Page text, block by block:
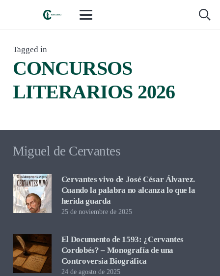
Tagged in
CONCURSOS
LITERARIOS 2026
CONVOCATORIAS Y CONCURSOS,EVENTOS Y
AGENDA
Guía completa de concursos literarios
Miguel de Cervantes
Cervantes vivo de José César Álvarez.
Cuando la palabra no alcanza lo que la
herida guarda
25 de noviembre de 2025
El Documento de 1593: ¿Cervantes
Cordobés? – Monografía de una
Controversia Biográfica
24 de agosto de 2025